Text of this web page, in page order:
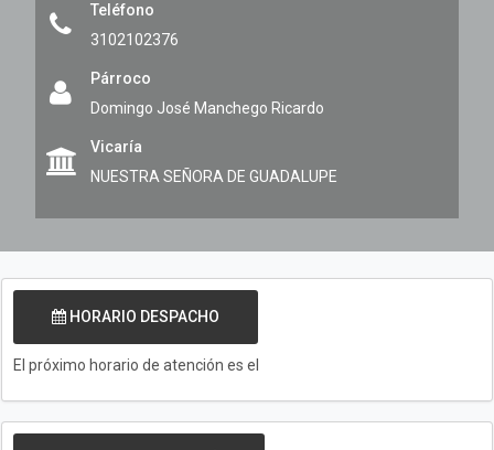
Teléfono
3102102376
Párroco
Domingo José Manchego Ricardo
Vicaría
NUESTRA SEÑORA DE GUADALUPE
HORARIO DESPACHO
El próximo horario de atención es el